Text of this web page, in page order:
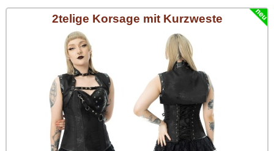
Sonderangebote
Geschenketipps
Kleidung/Gothic
alle Artikel
Girlblusen
Punkrock
2telige Korsage mit Kurzweste